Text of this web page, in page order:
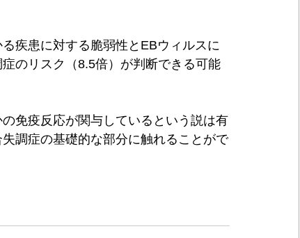
疾患に対する脆弱性とEBウィルスに
のリスク（8.5倍）が判断できる可能
免疫反応が関与しているという説は有
調症の基礎的な部分に触れることがで